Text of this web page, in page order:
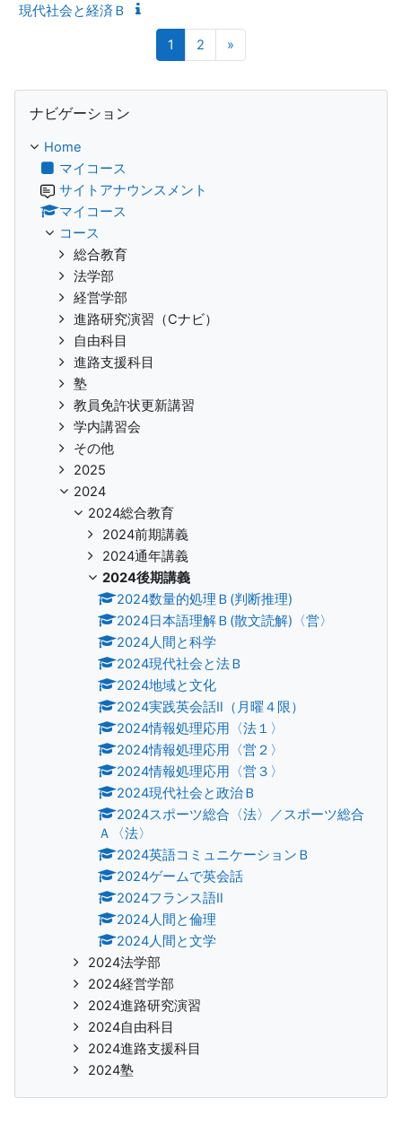
現代社会と経済Ｂ
1 ページ 1
2 ページ 2
»
ナビゲーション
Home
マイコース
サイトアナウンスメント
マイコース
コース
総合教育
法学部
経営学部
進路研究演習（Cナビ）
自由科目
進路支援科目
塾
教員免許状更新講習
学内講習会
その他
2025
2024
2024総合教育
2024前期講義
2024通年講義
2024後期講義
2024数量的処理Ｂ(判断推理)
2024日本語理解Ｂ(散文読解)〈営〉
2024人間と科学
2024現代社会と法Ｂ
2024地域と文化
2024実践英会話Ⅱ（月曜４限）
2024情報処理応用〈法１〉
2024情報処理応用〈営２〉
2024情報処理応用〈営３〉
2024現代社会と政治Ｂ
2024スポーツ総合〈法〉／スポーツ総合
Ａ〈法〉
2024英語コミュニケーションＢ
2024ゲームで英会話
2024フランス語Ⅱ
2024人間と倫理
2024人間と文学
2024法学部
2024経営学部
2024進路研究演習
2024自由科目
2024進路支援科目
2024塾